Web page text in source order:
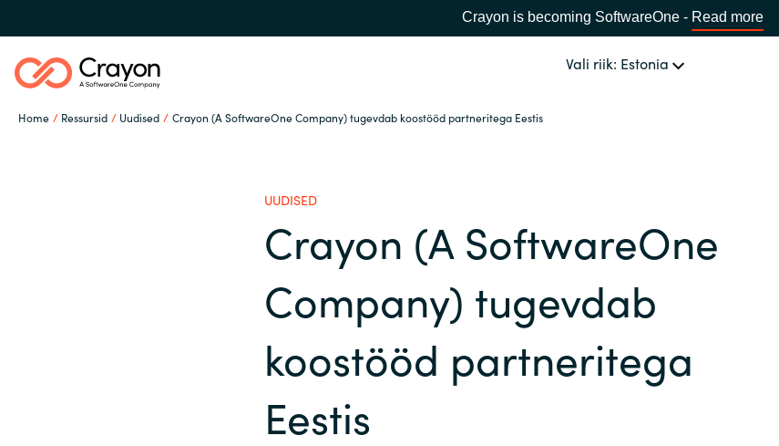
Crayon is becoming SoftwareOne - Read more
Vali riik: Estonia
Home Ressursid Uudised Crayon (A SoftwareOne Company) tugevdab koostööd partneritega Eestis
Global site Africa
Austria
Bulgaria
Denmark
Estonia
France
Tarkvarapartnerid
Channel partner
IT Cost Management
Data and AI Solutions
UUDISED
Crayon (A SoftwareOne
Company) tugevdab
koostööd partneritega
Eestis